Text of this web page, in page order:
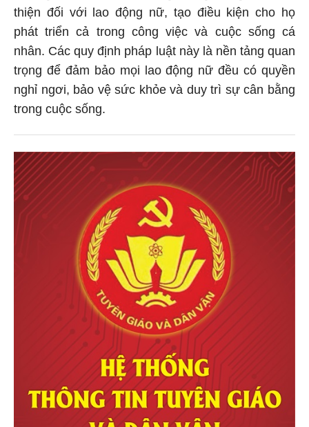
thiện đối với lao động nữ, tạo điều kiện cho họ
phát triển cả trong công việc và cuộc sống cá
nhân. Các quy định pháp luật này là nền tảng quan
trọng để đảm bảo mọi lao động nữ đều có quyền
nghỉ ngơi, bảo vệ sức khỏe và duy trì sự cân bằng
trong cuộc sống.